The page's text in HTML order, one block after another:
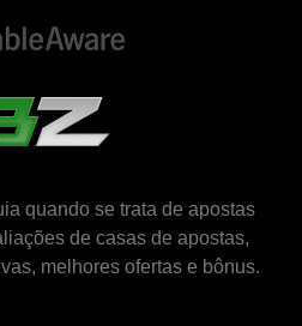
quando se trata de apostas
de casas de apostas,
melhores ofertas e bônus.